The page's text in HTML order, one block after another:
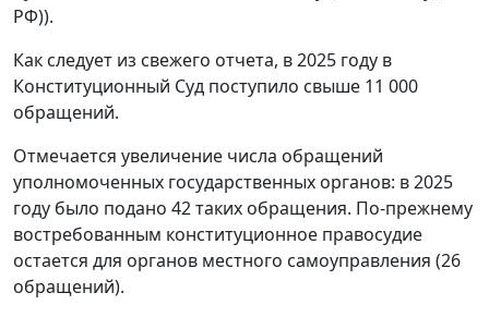
РФ)).
Как следует из свежего отчета, в 2025 году в
Конституционный Суд поступило свыше 11 000
обращений.
Отмечается увеличение числа обращений
уполномоченных государственных органов: в 2025
году было подано 42 таких обращения. По-прежнему
востребованным конституционное правосудие
остается для органов местного самоуправления (26
обращений).